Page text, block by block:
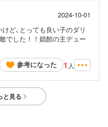
2024-10-01
ど､とっても良い子のダリ
でした！！娼館の主デュー
参考になった
1 人
と見る